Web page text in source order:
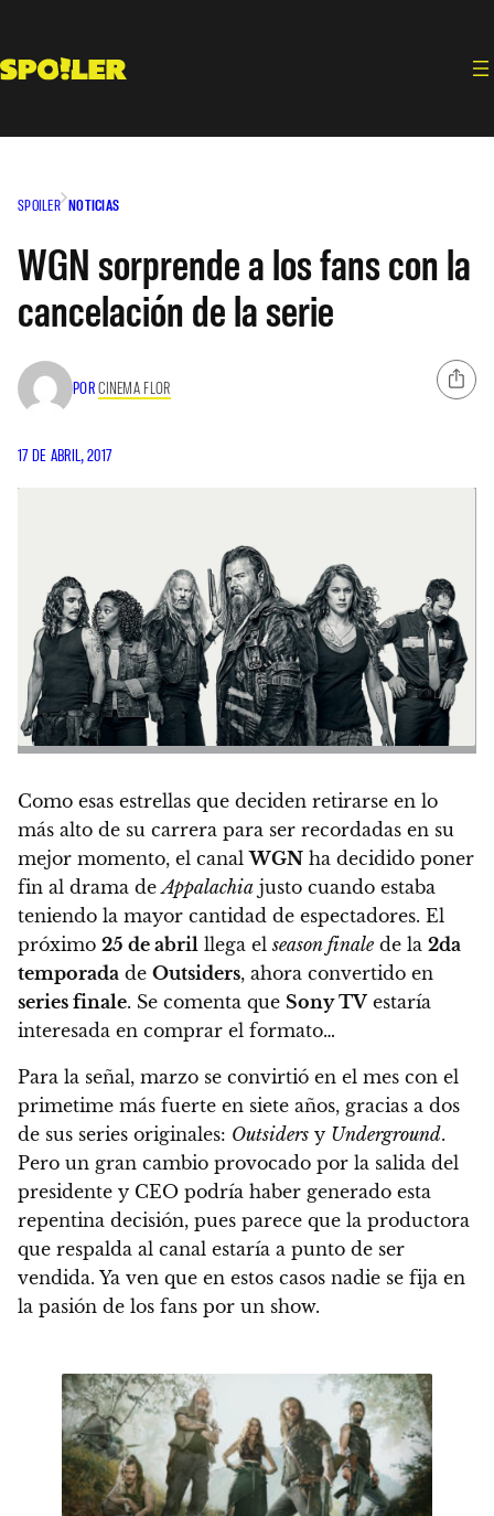
contenido
SPOILER NOTICIAS
WGN sorprende a los fans con la
cancelación de la serie
PORCINEMA FLOR
17 DE ABRIL, 2017
Como esas estrellas que deciden retirarse en lo
más alto de su carrera para ser recordadas en su
mejor momento, el canalWGN ha decidido poner
fin al drama deAppalachia justo cuando estaba
teniendo la mayor cantidad de espectadores. El
próximo 25 de abril llega elseason finale de la 2da
temporada de Outsiders, ahora convertido en
series finale. Se comenta que Sony TVestaría
interesada en comprar el formato…
Para la señal, marzo se convirtió en el mes con el
primetime más fuerte en siete años, gracias a dos
de sus series originales: Outsiders y Underground.
Pero un gran cambio provocado por la salida del
presidente y CEO podría haber generado esta
repentina decisión, pues parece que la productora
que respalda al canal estaría a punto de ser
vendida. Ya ven que en estos casos nadie se fija en
la pasión de los fans por un show.